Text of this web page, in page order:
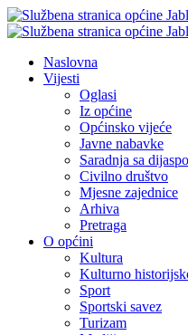
Naslovna
Vijesti
Oglasi
Iz općine
Općinsko vijeće
Javne nabavke
Saradnja sa
Civilno društvo
Mjesne zajednice
Arhiva
Pretraga
O općini
Kultura
Kulturno
Sport
Sportski savez
Turizam